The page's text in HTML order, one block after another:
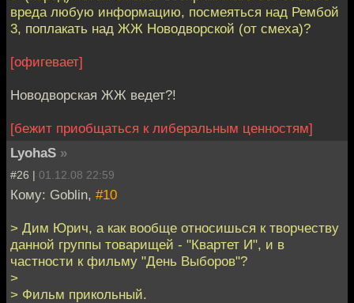
вреда любую информацию, посмеяться над Рембой
3, поплакать над ЖЖ Новодворской (от смеха)?
[офигевает]
Новодворская ЖЖ ведет?!
[бежит приобщаться к либеральным ценностям]
LyohaS »
#26 | 01.12.08 22:59
Кому: Goblin, #10
> Дим Юрич, а как вообще относишься к творчеству
данной группы товарищей - "Квартет И", и в
частности к фильму "День Выборов"?
>
> Фильм прикольный.